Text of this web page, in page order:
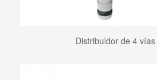
Distribuidor de 4